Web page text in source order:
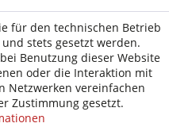
für den technischen Betrieb
stets gesetzt werden.
Benutzung dieser Website
oder die Interaktion mit
Netzwerken vereinfachen
Zustimmung gesetzt.